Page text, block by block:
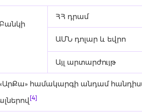
ՀՀ դրամ
ԱՄՆ դոլար և եվրո
Այլ արտարժույթ
համակարգի անդամ
[4]